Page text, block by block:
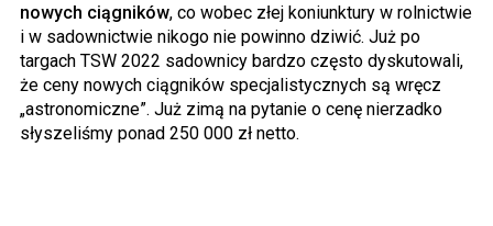
nowych ciągników, co wobec złej koniunktury w rolnictwie
i w sadownictwie nikogo nie powinno dziwić. Już po
targach TSW 2022 sadownicy bardzo często dyskutowali,
że ceny nowych ciągników specjalistycznych są wręcz
„astronomiczne”. Już zimą na pytanie o cenę nierzadko
słyszeliśmy ponad 250 000 zł netto.